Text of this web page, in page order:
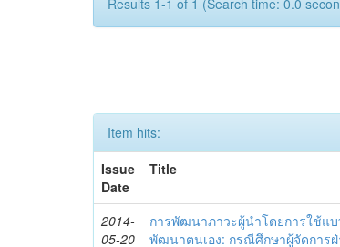
Results 1-1 of 1 (Search time: 0.0
Item hits:
Issue
Date
Title
2014-
05-20
การพัฒนาภาวะผู้นำโดยการใช้แ
พัฒนาตนเอง: กรณีศึกษาผู้จัดการ